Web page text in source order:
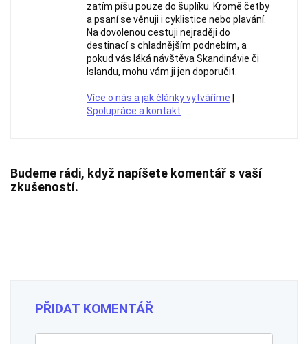
zatím píšu pouze do šuplíku. Kromě četby
a psaní se věnuji i cyklistice nebo plavání.
Na dovolenou cestuji nejraději do
destinací s chladnějším podnebím, a
pokud vás láká návštěva Skandinávie či
Islandu, mohu vám ji jen doporučit.
Více o nás a jak články vytváříme
Spolupráce a kontakt
Budeme rádi, když napíšete komentář s vaší
zkušeností.
PŘIDAT KOMENTÁŘ